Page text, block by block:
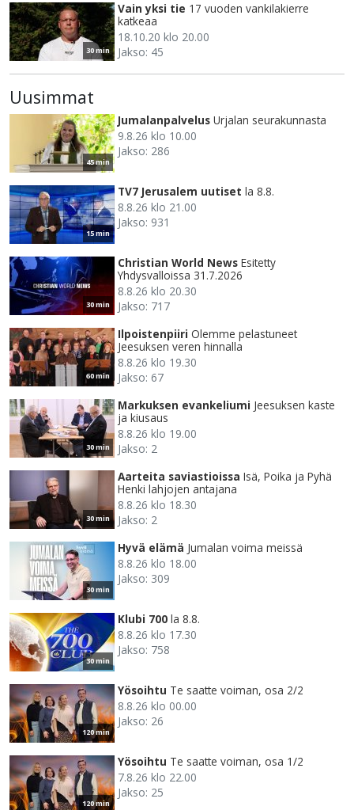
30 min
Vain yksi tie 17 vuoden vankilakierre
katkeaa
18.10.20 klo 20.00
Jakso: 45
Uusimmat
45 min
Jumalanpalvelus Urjalan seurakunnasta
9.8.26 klo 10.00
Jakso: 286
15 min
TV7 Jerusalem uutiset la 8.8.
8.8.26 klo 21.00
Jakso: 931
30 min
Christian World News Esitetty
Yhdysvalloissa 31.7.2026
8.8.26 klo 20.30
Jakso: 717
60 min
Ilpoistenpiiri Olemme pelastuneet
Jeesuksen veren hinnalla
8.8.26 klo 19.30
Jakso: 67
30 min
Markuksen evankeliumi Jeesuksen kaste
ja kiusaus
8.8.26 klo 19.00
Jakso: 2
30 min
Aarteita saviastioissa Isä, Poika ja Pyhä
Henki lahjojen antajana
8.8.26 klo 18.30
Jakso: 2
30 min
Hyvä elämä Jumalan voima meissä
8.8.26 klo 18.00
Jakso: 309
30 min
Klubi 700 la 8.8.
8.8.26 klo 17.30
Jakso: 758
120 min
Yösoihtu Te saatte voiman, osa 2/2
8.8.26 klo 00.00
Jakso: 26
120 min
Yösoihtu Te saatte voiman, osa 1/2
7.8.26 klo 22.00
Jakso: 25